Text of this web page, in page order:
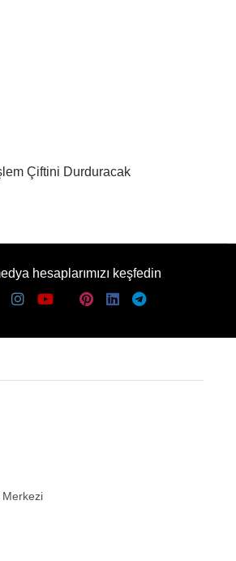
Çiftini Durduracak
hesaplarımızı keşfedin
Merkezi